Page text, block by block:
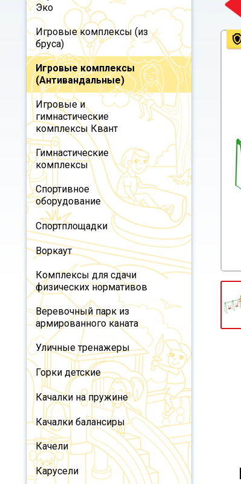
Эко
Игровые комплексы (из
бруса)
Игровые комплексы
(Антивандальные)
Игровые и
гимнастические
комплексы Квант
Гимнастические
комплексы
Спортивное
оборудование
Спортплощадки
Воркаут
Комплексы для сдачи
физических нормативов
Веревочный парк из
армированного каната
Уличные тренажеры
Горки детские
Качалки на пружине
Качалки балансиры
Качели
Карусели